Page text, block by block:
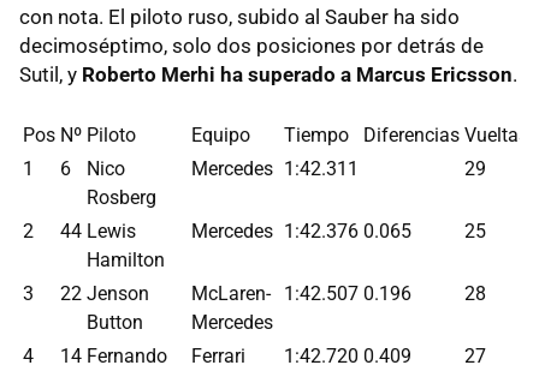
con nota. El piloto ruso, subido al Sauber ha sido
decimoséptimo, solo dos posiciones por detrás de
Sutil, y Roberto Merhi ha superado a Marcus Ericsson.
Pos Nº Piloto Equipo Tiempo Diferencias Vueltas
1
6
Nico
Rosberg
Mercedes 1:42.311 29
2 44 Lewis
Hamilton
Mercedes 1:42.376 0.065 25
3 22 Jenson
Button
McLaren-
Mercedes
1:42.507 0.196 28
4 14 Fernando
Ferrari 1:42.720 0.409 27